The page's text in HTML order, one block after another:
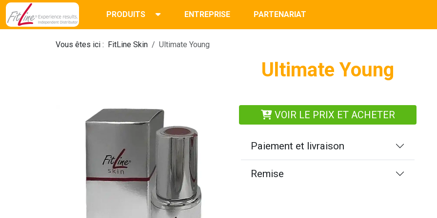
PRODUITS ENTREPRISE PARTENARIAT
Vous êtes ici : FitLine Skin Ultimate Young
Ultimate Young
VOIR LE PRIX ET ACHETER
Paiement et livraison
Remise